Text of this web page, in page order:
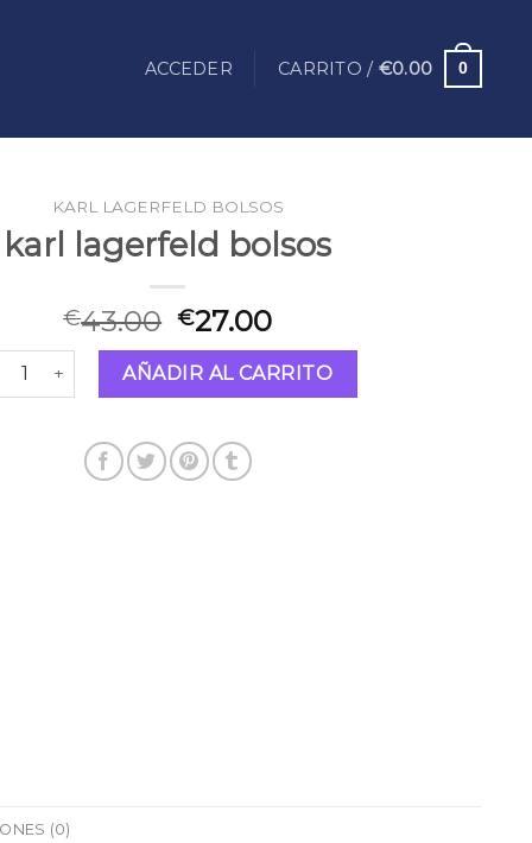
ACCEDER CARRITO / €0.00 0
KARL LAGERFELD BOLSOS
karl lagerfeld bolsos
€43.00 €27.00
lagerfeld bolsos cantidadAÑADIR AL CARRITO
(0)